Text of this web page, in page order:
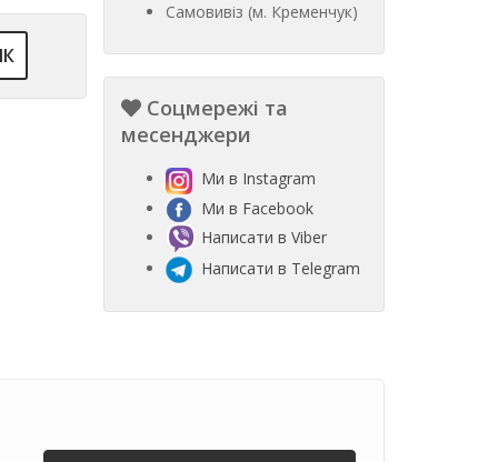
Самовивіз (м. Кременчук)
Соцмережі та
месенджери
Ми в Instagram
Ми в Facebook
Написати в Viber
Написати в Telegram